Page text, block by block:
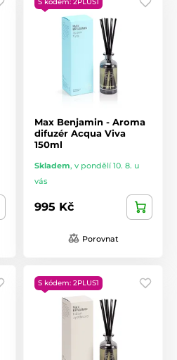
Max Benjamin - Aroma
difuzér Acqua Viva
150ml
Skladem, v pondělí 10. 8. u
vás
995 Kč
Porovnat
S kódem: 2PLUS1